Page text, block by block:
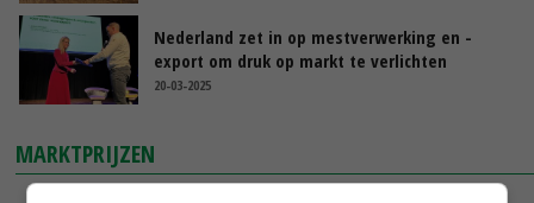
Nederland zet in op mestverwerking en -
export om druk op markt te verlichten
20-03-2025
MARKTPRIJZEN